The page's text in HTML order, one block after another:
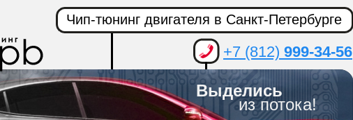
Выделись
из потока!
Чип-тюнинг двигателя в Санкт-Петербурге
+7 (812) 999-34-56